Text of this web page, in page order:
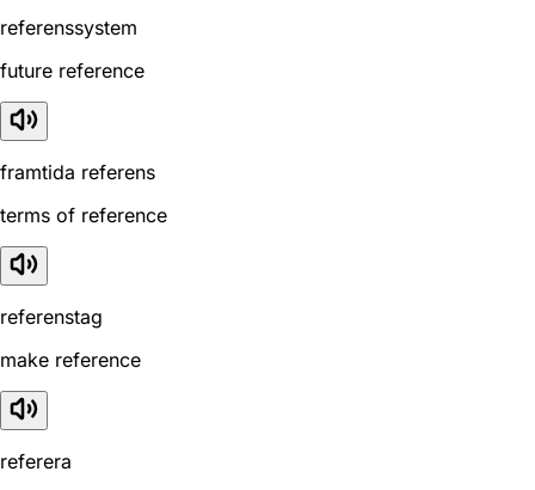
referenssystem
future reference
framtida referens
terms of reference
referenstag
make reference
referera